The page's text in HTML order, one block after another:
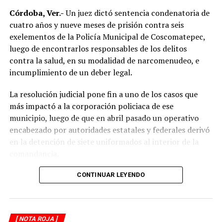
límites de velocidad y aumentar la distancia de
seguridad entre vehículos, especialmente durante la
temporada de lluvias, cuando el riesgo de accidentes se
incrementa en las carreteras de la región.
La circulación en la zona se vio afectada por algunos
minutos mientras se realizaban las labores de auxilio y el
levantamiento de indicios por parte de las autoridades.
Posteriormente, el tránsito fue restablecido de manera
normal.
Córdoba, Ver.-Un juez dictó sentencia condenatoria de
cuatro años y nueve meses de prisión contra seis
exelementos de la Policía Municipal de Coscomatepec,
luego de encontrarlos responsables de los delitos
contra la salud, en su modalidad de narcomenudeo, e
incumplimiento de un deber legal.
La resolución judicial pone fin a uno de los casos que
más impactó a la corporación policiaca de ese
municipio, luego de que en abril pasado un operativo
encabezado por autoridades estatales y federales derivó
en la detención de siete uniformados al interior de la
La intervención se realizó el 10 de abril mediante un
elementos de la Secretaría de Marina (Semar) y de la
Secretaría de Seguridad Pública (SSP), quienes
CONTINUAR LEYENDO
[ NOTA ROJA ]